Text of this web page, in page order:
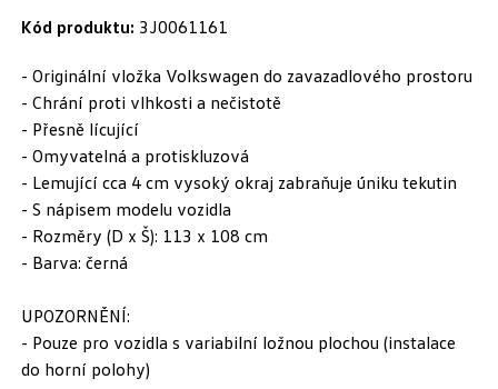
Kód produktu: 3J0061161
- Originální vložka Volkswagen do zavazadlového prostoru
- Chrání proti vlhkosti a nečistotě
- Přesně lícující
- Omyvatelná a protiskluzová
- Lemující cca 4 cm vysoký okraj zabraňuje úniku tekutin
- S nápisem modelu vozidla
- Rozměry (D x Š): 113 x 108 cm
- Barva: černá
UPOZORNĚNÍ:
- Pouze pro vozidla s variabilní ložnou plochou (instalace
do horní polohy)